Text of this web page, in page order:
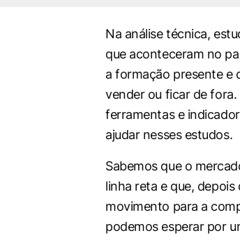
Na análise técnica,
que aconteceram no
a formação presente e
vender ou ficar de fora.
ferramentas e
ajudar nesses estudos.
Sabemos que o
linha reta e que,
movimento para a
podemos esperar por